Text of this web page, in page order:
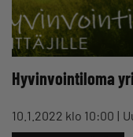
Hyvinvointiloma
10.1.2022 klo 10:00